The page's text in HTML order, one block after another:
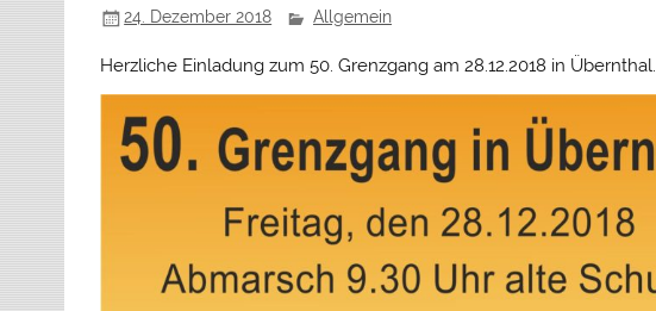
24. Dezember 2018 Allgemein
Herzliche Einladung zum 50. Grenzgang am 28.12.2018 in Übernthal.